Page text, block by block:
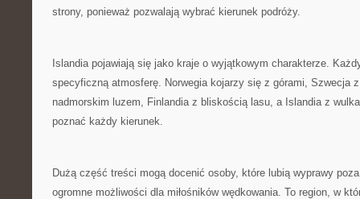
strony, ponieważ pozwalają wybrać kierunek podróży.
Islandia pojawiają się jako kraje o wyjątkowym charakterze.
specyficzną atmosferę. Norwegia kojarzy się z górami, Szwecja
nadmorskim luzem, Finlandia z bliskością lasu, a Islandia z
poznać każdy kierunek.
Dużą część treści mogą docenić osoby, które lubią wyprawy
ogromne możliwości dla miłośników wędkowania. To region, w